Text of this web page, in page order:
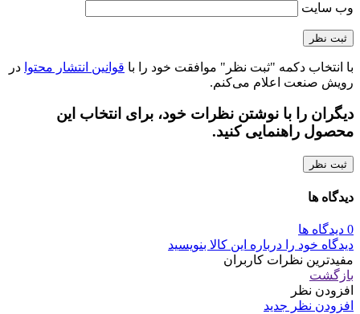
وب‌ سایت
با انتخاب دکمه "ثبت نظر" موافقت خود را با قوانین انتشار محتوا در
رویش صنعت اعلام می‌کنم.
دیگران را با نوشتن نظرات خود، برای انتخاب این
محصول راهنمایی کنید.
ثبت نظر
دیدگاه ها
0 دیدگاه ها
دیدگاه خود را درباره این کالا بنویسید
مفیدترین نظرات کاربران
بازگشت
افزودن نظر
افزودن نظر جدید